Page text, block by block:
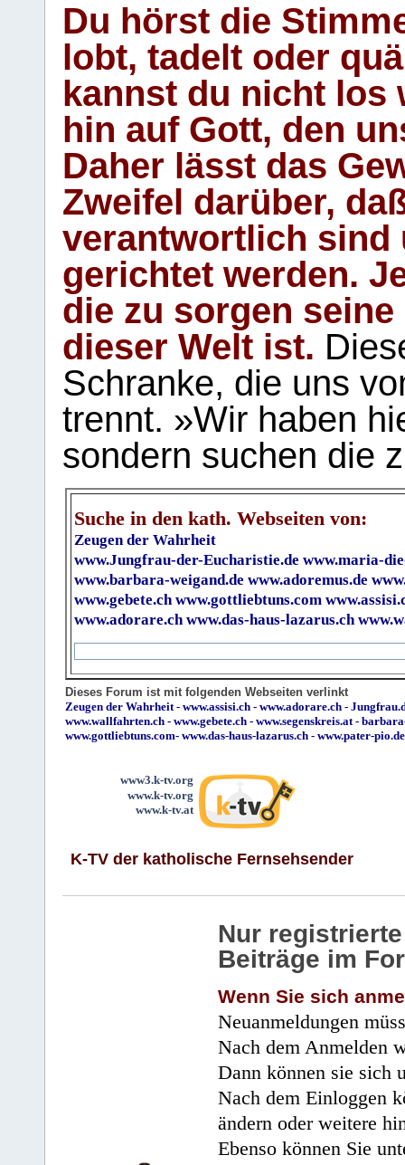
Du hörst die
lobt, tadelt oder
kannst du nicht los
hin auf Gott, den
Daher lässt das
Zweifel darüber,
verantwortlich sind
gerichtet werden.
die zu sorgen
dieser Welt ist.
Schranke, die uns
trennt. »Wir haben
sondern suchen die
Suche in den kath. Webseiten von:
Zeugen der Wahrheit
www.Jungfrau-der-Eucharistie.de www.maria-
www.barbara-weigand.de www.adoremus.de
www.gebete.ch www.gottliebtuns.com
www.adorare.ch www.das-haus-lazarus.ch
Dieses Forum ist mit folgenden Webseiten verlinkt
Zeugen der Wahrheit- www.assisi.ch - www.adorare.ch -
www.wallfahrten.ch - www.gebete.ch - www.segenskreis.at-
www.gottliebtuns.com- www.das-haus-lazarus.ch - www.pater-pio.de
www3.k-tv.org
www.k-tv.org
www.k-tv.at
K-TV der katholische Fernsehsender
Nur
Beiträge im
Wenn Sie sich
Neuanmeldungen
Nach dem Anmelden
Dann können sie sich
Nach dem Einloggen
ändern oder weitere
Ebenso können Sie